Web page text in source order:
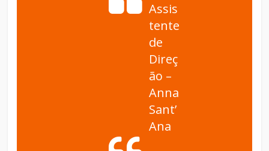
Assis
tente
de
Direç
ão –
Anna
Sant’
Ana